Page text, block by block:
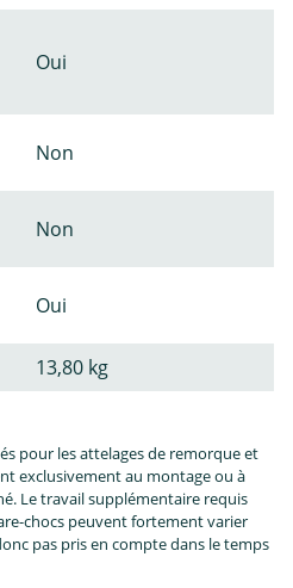
Oui
Non
Non
Oui
13,80 kg
pour les attelages de remorque et
exclusivement au montage ou à
Le travail supplémentaire requis
chocs peuvent fortement varier
pas pris en compte dans le temps